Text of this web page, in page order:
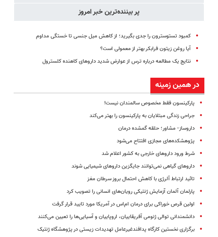
پر بیننده‌ترین خبر امروز
کمبود تستوسترون را جدی بگیرید؛ از کاهش میل جنسی تا خستگی مداوم
آیا روغن زیتون فرابکر بهتر از معمولی است؟
نتایج یک مطالعه درباره ترس از عوارض شدید داروهای کاهنده کلسترول
در همین زمینه
پارکینسون فقط مخصوص سالمندان نیست!
جراحی زندگی مبتلایان به پارکینسون را بهتر می‌کند
داروساز- مشاور؛ حلقه گمشده درمان
پژوهشکده‌های مجازی افتتاح می‌شود
شرط ورود داروهای خارجی به کشور اعلام شد
داروهای گیاهی نمی‌توانند جایگزین داروهای شیمیایی شوند
تائید ارتباط آلرژی با کاهش احتمال بروز سرطان مغز
پارلمان آلمان آزمایش ژنتیکی رویان‌های انسانی را تصویب کرد
اولین قرص خوراکی برای درمان ام‌اس در آمریکا مورد تایید قرار گرفت
دانشمندانی توالی ژنومی آفریقاییان، اروپاییان و آسیایی‌ها را تعیین می‌کنند
برگزاری نخستین کارگاه پدافندغیرعامل تهدیدات زیستی در پژوهشگاه ژنتیک